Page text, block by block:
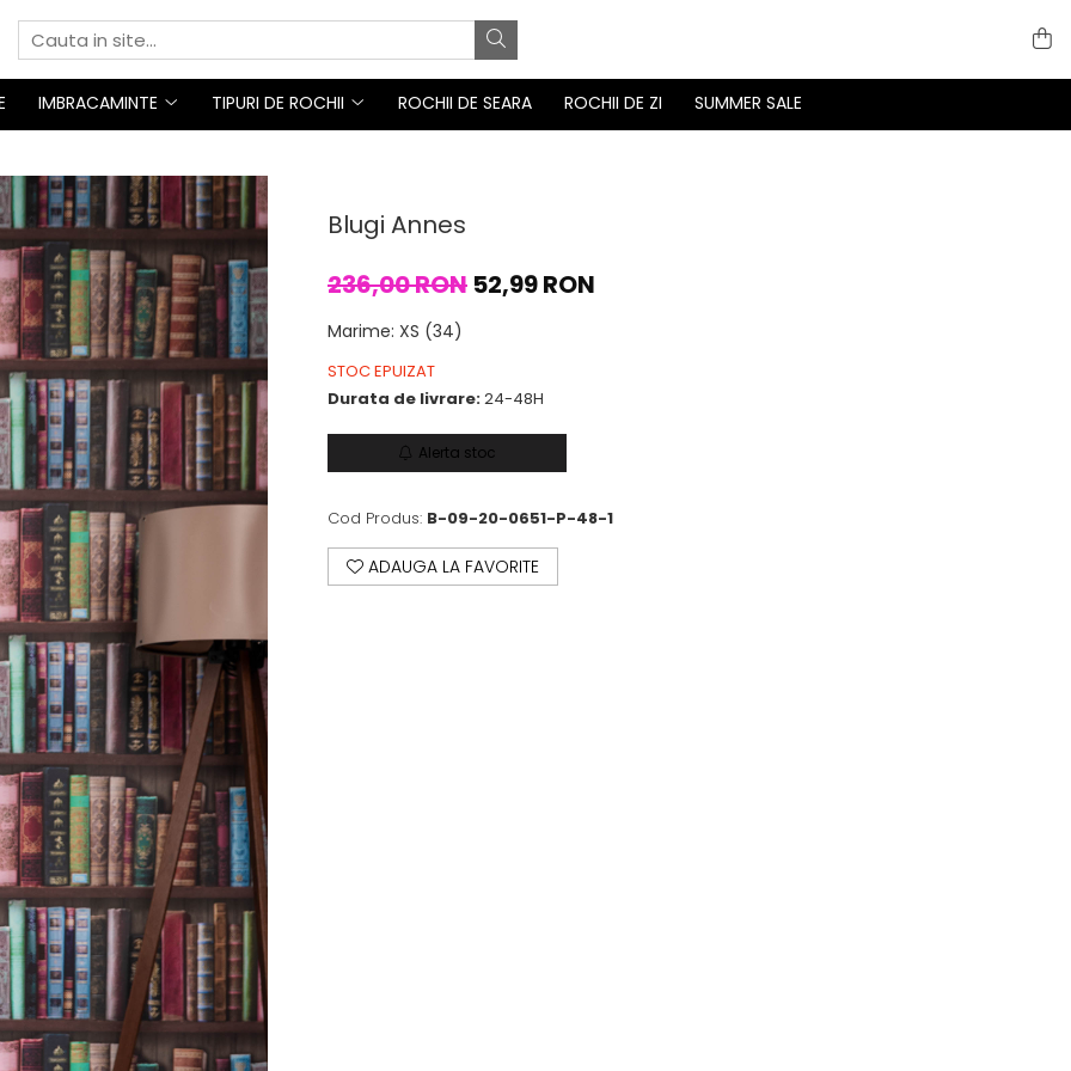
IMBRACAMINTE TIPURI DE ROCHII ROCHII DE SEARA ROCHII DE ZI SUMMER SALE
Blugi Annes
236,00 RON 52,99 RON
Marime: XS (34)
STOC EPUIZAT
Durata de livrare:24-48H
Alerta stoc
Cod Produs: B-09-20-0651-P-48-1
ADAUGA LA FAVORITE